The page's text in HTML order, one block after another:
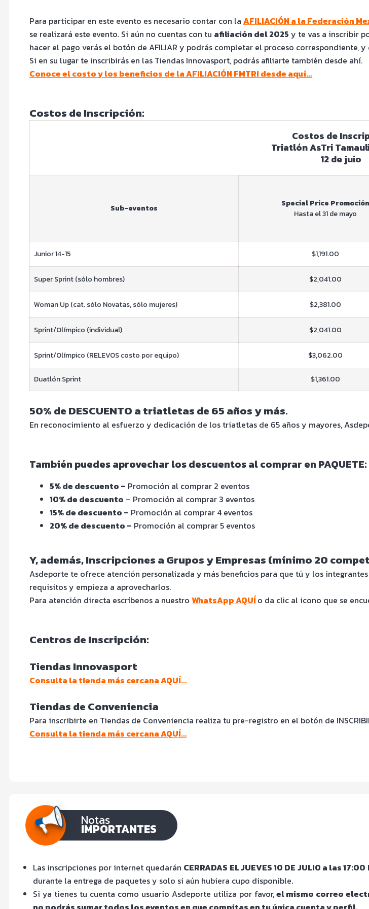
Para participar en este evento es necesario contar con la AFILIACIÓN a la Federación
se realizará este evento. Si aún no cuentas con tu afiliación del 2025 y te vas a inscribir
hacer el pago verás el botón de AFILIAR y podrás completar el proceso correspondiente,
Si en su lugar te inscribirás en las Tiendas Innovasport, podrás afiliarte también desde ahí.
Conoce el costo y los beneficios de la AFILIACIÓN FMTRI desde aquí…
Costos de Inscripción:
Costos de
Triatlón AsTri
12 de juio
Sub-eventos
Special Price Promoción
Hasta el 31 de mayo
Junior 14-15 $1,191.00
Super Sprint (sólo hombres) $2,041.00
Woman Up (cat. sólo Novatas, sólo mujeres) $2,381.00
Sprint/Olímpico (individual) $2,041.00
Sprint/Olímpico (RELEVOS costo por equipo) $3,062.00
Duatlón Sprint $1,361.00
50% de DESCUENTO a triatletas de 65 años y más.
En reconocimiento al esfuerzo y dedicación de los triatletas de 65 años y mayores,
También puedes aprovechar los descuentos al comprar en PAQUETE:
5% de descuento – Promoción al comprar 2 eventos
10% de descuento – Promoción al comprar 3 eventos
15% de descuento – Promoción al comprar 4 eventos
20% de descuento – Promoción al comprar 5 eventos
Y, además, Inscripciones a Grupos y Empresas (mínimo 20
Asdeporte te ofrece atención personalizada y más beneficios para que tú y los
requisitos y empieza a aprovecharlos.
Para atención directa escríbenos a nuestro WhatsApp AQUÍo da clic al icono que se
Centros de Inscripción:
Tiendas Innovasport
Consulta la tienda más cercana AQUÍ…
Tiendas de Conveniencia
Para inscribirte en Tiendas de Conveniencia realiza tu pre-registro en el botón de
Consulta la tienda más cercana AQUÍ…
Notas
IMPORTANTES
Las inscripciones por internet quedarán CERRADAS EL JUEVES 10 DE JULIO a las 17:00
durante la entrega de paquetes y solo si aún hubiera cupo disponible.
Si ya tienes tu cuenta como usuario Asdeporte utiliza por favor,el mismo correo